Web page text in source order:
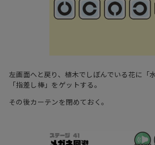
左画面へと戻り、植木でしぼんでいる花に「
「指差し棒」をゲットする。
その後カーテンを閉めておく。